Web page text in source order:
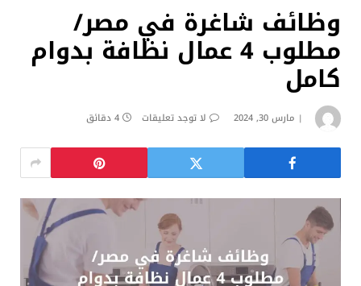
وظائف شاغرة في مصر/
مطلوب 4 عمال نظافة بدوام
كامل
مارس 30, 2024 لا توجد تعليقات 4 دقائق